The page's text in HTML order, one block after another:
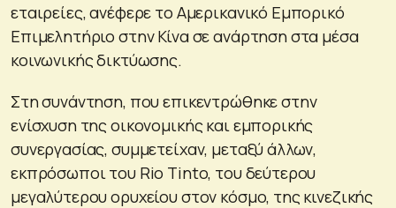
εταιρείες, ανέφερε το Αμερικανικό Εμπορικό
Επιμελητήριο στην Κίνα σε ανάρτηση στα μέσα
κοινωνικής δικτύωσης.
Στη συνάντηση, που επικεντρώθηκε στην
ενίσχυση της οικονομικής και εμπορικής
συνεργασίας, συμμετείχαν, μεταξύ άλλων,
εκπρόσωποι του Rio Tinto, του δεύτερου
μεγαλύτερου ορυχείου στον κόσμο, της κινεζικής